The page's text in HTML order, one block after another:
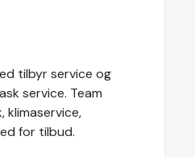
tilbyr service og
service. Team
klimaservice,
for tilbud.